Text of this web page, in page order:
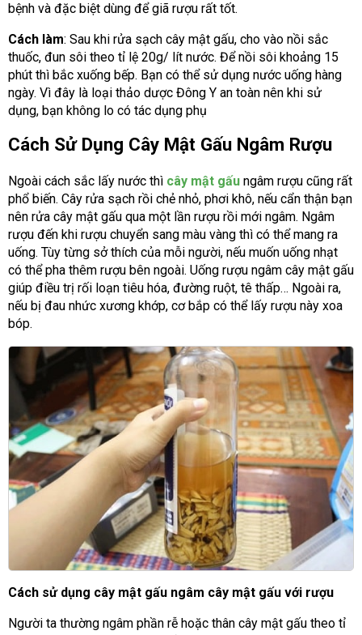
bệnh và đặc biệt dùng để giã rượu rất tốt.
Cách làm: Sau khi rửa sạch cây mật gấu, cho vào nồi sắc
thuốc, đun sôi theo tỉ lệ 20g/ lít nước. Để nồi sôi khoảng 15
phút thì bắc xuống bếp. Bạn có thể sử dụng nước uống hàng
ngày. Vì đây là loại thảo dược Đông Y an toàn nên khi sử
dụng, bạn không lo có tác dụng phụ
Cách Sử Dụng Cây Mật Gấu Ngâm Rượu
Ngoài cách sắc lấy nước thì cây mật gấu ngâm rượu cũng rất
phổ biến. Cây rửa sạch rồi chẻ nhỏ, phơi khô, nếu cẩn thận bạn
nên rửa cây mật gấu qua một lần rượu rồi mới ngâm. Ngâm
rượu đến khi rượu chuyển sang màu vàng thì có thể mang ra
uống. Tùy từng sở thích của mỗi người, nếu muốn uống nhạt
có thể pha thêm rượu bên ngoài. Uống rượu ngâm cây mật gấu
giúp điều trị rối loạn tiêu hóa, đường ruột, tê thấp… Ngoài ra,
nếu bị đau nhức xương khớp, cơ bắp có thể lấy rượu này xoa
bóp.
Cách sử dụng cây mật gấu ngâm cây mật gấu với rượu
Người ta thường ngâm phần rễ hoặc thân cây mật gấu theo tỉ